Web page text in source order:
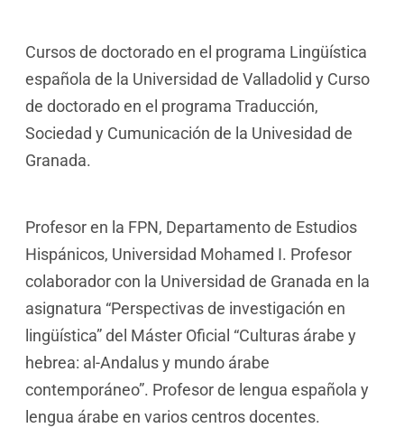
Cursos de doctorado en el programa Lingüística
española de la Universidad de Valladolid y Curso
de doctorado en el programa Traducción,
Sociedad y Cumunicación de la Univesidad de
Granada.
Profesor en la FPN, Departamento de Estudios
Hispánicos, Universidad Mohamed I. Profesor
colaborador con la Universidad de Granada en la
asignatura “Perspectivas de investigación en
lingüística” del Máster Oficial “Culturas árabe y
hebrea: al-Andalus y mundo árabe
contemporáneo”. Profesor de lengua española y
lengua árabe en varios centros docentes.